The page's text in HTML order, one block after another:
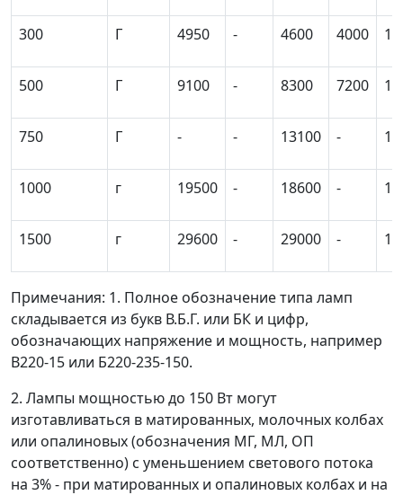
300 Г 4950 - 4600 4000
500 Г 9100 - 8300 7200
750 Г - - 13100 -
1000 г 19500 - 18600 -
1500 г 29600 - 29000 -
Примечания: 1. Полное обозначение типа ламп
складывается из букв В.Б.Г. или БК и цифр,
обозначающих напряжение и мощность, например
B220-15 или Б220-235-150.
2. Лампы мощностью до 150 Вт могут
изготавливаться в матированных, молочных колбах
или опалиновых (обозначения МГ, МЛ, ОП
соответственно) с уменьшением светового потока
на 3% - при матированных и опалиновых колбах и на